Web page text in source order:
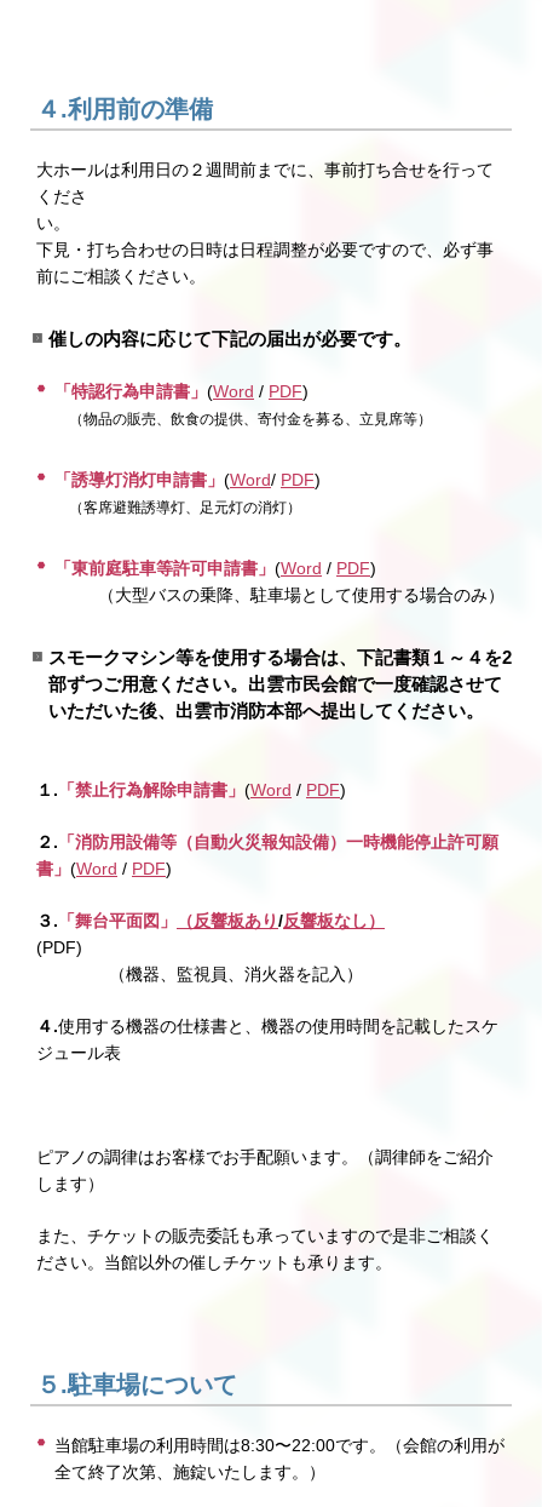
４.利用前の準備
大ホールは利用日の２週間前までに、事前打ち合せを行って
くださ
い
下見・打ち合わせの日時は日程調整が必要ですので、必ず事
前にご相談ください。
催しの内容に応じて下記の届出が必要です。
「特認行為申請書」 (Word / PDF)
（物品の販売、飲食の提供、寄付金を募る、立見席等）
「誘導灯消灯申請書」 (Word/ PDF)
（客席避難誘導灯、足元灯の消灯）
「東前庭駐車等許可申請書」 (Word / PDF)
（大型バスの乗降、駐車場として使用する場合のみ）
スモークマシン等を使用する場合は、下記書類１～４を2
部ずつご用意ください。出雲市民会館で一度確認させて
いただいた後、出雲市消防本部へ提出してください。
１. 「禁止行為解除申請書」 (Word / PDF)
２. 「消防用設備等（自動火災報知設備）一時機能停止許可願
書」 (Word / PDF)
３. 「舞台平面図」 （反響板あり/反響板なし）
（機器、監視員、消火器を記入）
４.使用する機器の仕様書と、機器の使用時間を記載したスケ
ジュール表
ピアノの調律はお客様でお手配願います。（調律師をご紹介
します）
また、チケットの販売委託も承っていますので是非ご相談く
ださい。当館以外の催しチケットも承ります。
５.駐車場について
当館駐車場の利用時間は8:30〜22:00です。（会館の利用が
全て終了次第、施錠いたします。）